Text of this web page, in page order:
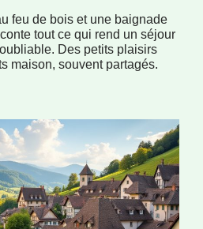
feu de bois et une baignade
tout ce qui rend un séjour
Des petits plaisirs
maison, souvent partagés.